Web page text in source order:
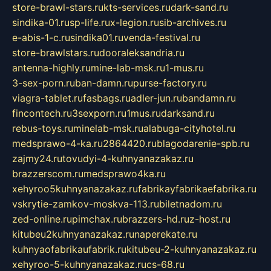
store-brawl-stars.rukts-services.rudark-sand.ru
sindika-01.rusp-life.rux-legion.rusib-archives.ru
e-abis-1-c.rusindika01.ruvenda-festival.ru
store-brawlstars.rudooraleksandria.ru
antenna-highly.rumine-lab-msk.ru1-mus.ru
3-sex-porn.ruban-damn.rupurse-factory.ru
viagra-tablet.rufasbags.ruadler-jun.rubandamn.ru
fincontech.ru3sexporn.ru1mus.rudarksand.ru
rebus-toys.ruminelab-msk.rualabuga-cityhotel.ru
medsprawo-4-ka.ru2864420.rublagodarenie-spb.ru
zajmy24.rutovudyi-4-kuhnyanazakaz.ru
brazzerscom.rumedsprawo4ka.ru
xehyroo5kuhnyanazakaz.rufabrikayfabrikaefabrika.ru
vskrytie-zamkov-moskva-113.rubiletnadom.ru
zed-online.rupimchax.rubrazzers-hd.ruz-host.ru
kitubeu2kuhnyanazakaz.runaperekate.ru
kuhnyaofabrikaufabrik.rukitubeu-2-kuhnyanazakaz.ru
xehyroo-5-kuhnyanazakaz.rucs-68.ru